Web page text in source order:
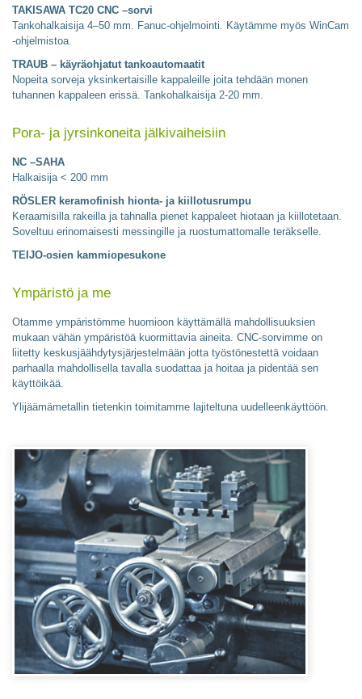
TAKISAWA TC20 CNC –sorvi
Tankohalkaisija 4–50 mm. Fanuc-ohjelmointi. Käytämme myös WinCam
-ohjelmistoa.
TRAUB – käyräohjatut tankoautomaatit
Nopeita sorveja yksinkertaisille kappaleille joita tehdään monen
tuhannen kappaleen erissä. Tankohalkaisija 2-20 mm.
Pora- ja jyrsinkoneita jälkivaiheisiin
NC –SAHA
Halkaisija < 200 mm
RÖSLER keramofinish hionta- ja kiillotusrumpu
Keraamisilla rakeilla ja tahnalla pienet kappaleet hiotaan ja kiillotetaan.
Soveltuu erinomaisesti messingille ja ruostumattomalle teräkselle.
TEIJO-osien kammiopesukone
Ympäristö ja me
Otamme ympäristömme huomioon käyttämällä mahdollisuuksien
mukaan vähän ympäristöä kuormittavia aineita. CNC-sorvimme on
liitetty keskusjäähdytysjärjestelmään jotta työstönestettä voidaan
parhaalla mahdollisella tavalla suodattaa ja hoitaa ja pidentää sen
käyttöikää.
Ylijäämämetallin tietenkin toimitamme lajiteltuna uudelleenkäyttöön.